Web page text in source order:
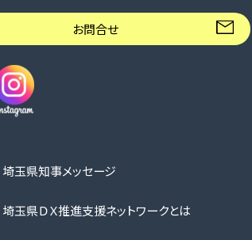
お問合せ
埼玉県知事メッセージ
埼玉県ＤＸ推進支援ネットワークとは